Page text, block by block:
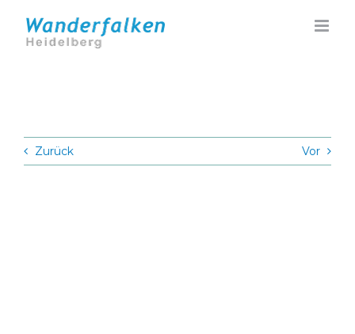
Inhalt
springen
Zurück Vor